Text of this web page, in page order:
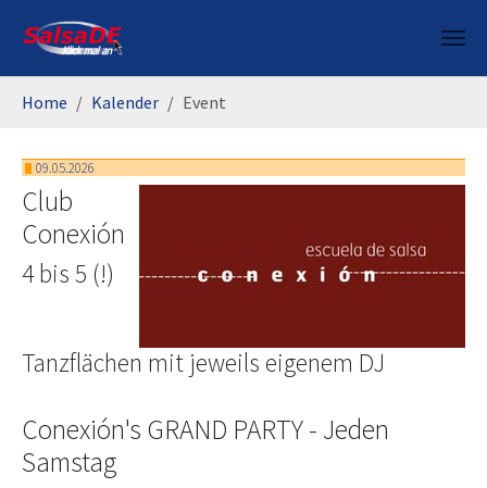
Home Kalender Event
09.05.2026
Club
Conexión
4 bis 5 (!)
Tanzflächen mit jeweils eigenem DJ
Conexión's GRAND PARTY - Jeden
Samstag